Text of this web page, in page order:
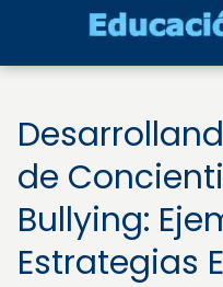
de
Bullying:
Estrategias